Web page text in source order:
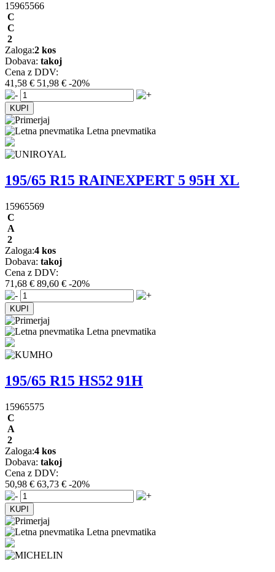
15965566
C
C
2
Zaloga:2 kos
Dobava: takoj
Cena z DDV:
41,58 € 51,98 € -20%
Letna pnevmatika
195/65 R15 RAINEXPERT 5 95H XL
15965569
C
A
2
Zaloga:4 kos
Dobava: takoj
Cena z DDV:
71,68 € 89,60 € -20%
Letna pnevmatika
195/65 R15 HS52 91H
15965575
C
A
2
Zaloga:4 kos
Dobava: takoj
Cena z DDV:
50,98 € 63,73 € -20%
Letna pnevmatika